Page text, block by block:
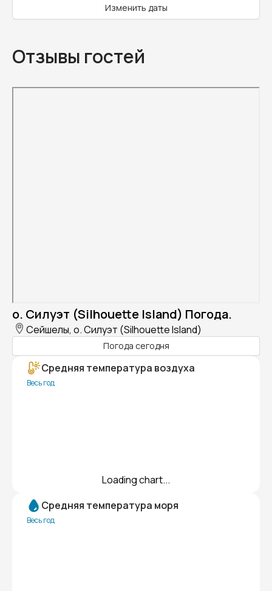
Изменить даты
Отзывы гостей
о. Силуэт (Silhouette Island) Погода.
Сейшелы, о. Силуэт (Silhouette Island)
Погода сегодня
Средняя температура воздуха
Весь год
Loading chart...
Средняя температура моря
Весь год